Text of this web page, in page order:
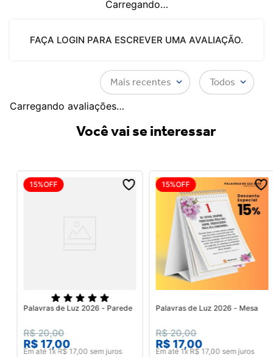
Carregando…
FAÇA LOGIN PARA ESCREVER UMA AVALIAÇÃO.
Mais recentes Todos
Carregando avaliações…
Você vai se interessar
15%OFF
Palavras de Luz 2026 - Parede
R$ 20,00
R$ 17,00
Em até 1x R$ 17,00 sem juros
15%OFF
Palavras de Luz 2026 - Mesa
R$ 20,00
R$ 17,00
Em até 1x R$ 17,00 sem juros